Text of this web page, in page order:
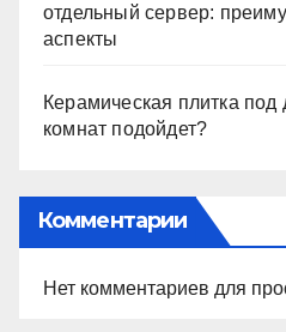
отдельный сервер:
аспекты
Керамическая плитка под
комнат подойдет?
Комментарии
Нет комментариев для